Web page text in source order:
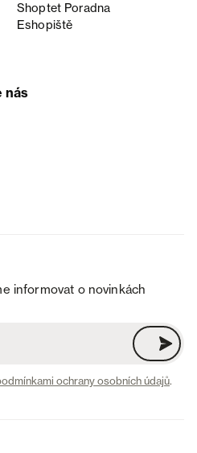
Shoptet Poradna
Eshopiště
nás
informovat o novinkách
ochrany osobních údajů.